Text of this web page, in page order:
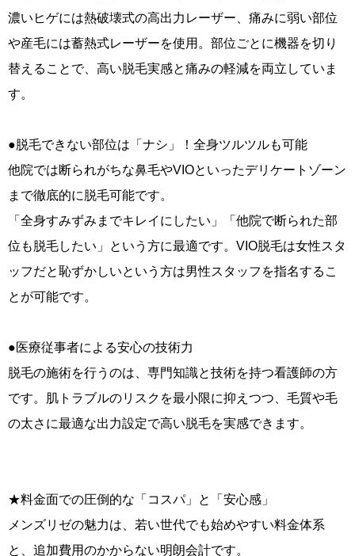
濃いヒゲには熱破壊式の高出力レーザー、痛みに弱い部位
や産毛には蓄熱式レーザーを使用。部位ごとに機器を切り
替えることで、高い脱毛実感と痛みの軽減を両立していま
す。
●脱毛できない部位は「ナシ」！全身ツルツルも可能
他院では断られがちな鼻毛やVIOといったデリケートゾーン
まで徹底的に脱毛可能です。
「全身すみずみまでキレイにしたい」「他院で断られた部
位も脱毛したい」という方に最適です。VIO脱毛は女性スタ
ッフだと恥ずかしいという方は男性スタッフを指名するこ
とが可能です。
●医療従事者による安心の技術力
脱毛の施術を行うのは、専門知識と技術を持つ看護師の方
です。肌トラブルのリスクを最小限に抑えつつ、毛質や毛
の太さに最適な出力設定で高い脱毛を実感できます。
★料金面での圧倒的な「コスパ」と「安心感」
メンズリゼの魅力は、若い世代でも始めやすい料金体系
と、追加費用のかからない明朗会計です。